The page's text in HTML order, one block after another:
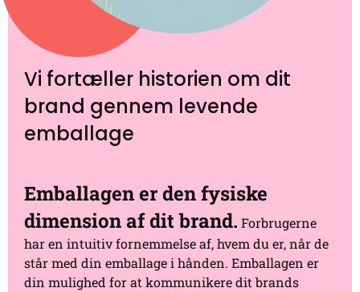
Vi fortæller historien om dit
brand gennem levende
emballage
Emballagen er den fysiske
dimension af dit brand. Forbrugerne
har en intuitiv fornemmelse af, hvem du er, når de
står med din emballage i hånden. Emballagen er
din mulighed for at kommunikere dit brands